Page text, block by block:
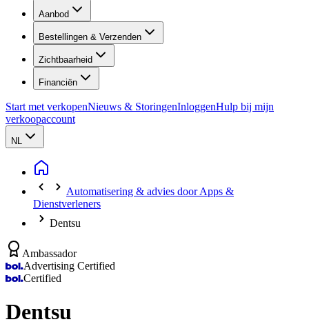
Aanbod
Bestellingen & Verzenden
Zichtbaarheid
Financiën
Start met verkopenNieuws & StoringenInloggenHulp bij mijn
verkoopaccount
NL
Automatisering & advies door Apps &
Dienstverleners
Dentsu
Ambassador
Advertising Certified
Certified
Dentsu